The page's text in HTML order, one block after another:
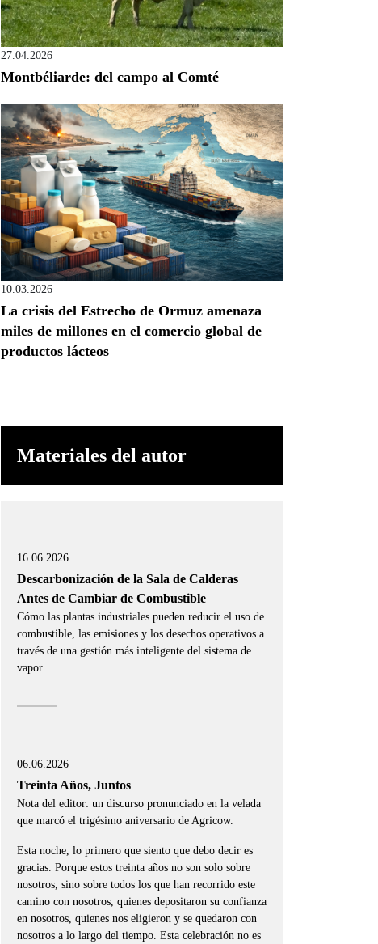
27.04.2026
Montbéliarde: del campo al Comté
10.03.2026
La crisis del Estrecho de Ormuz amenaza
miles de millones en el comercio global de
productos lácteos
Materiales del autor
16.06.2026
Descarbonización de la Sala de Calderas
Antes de Cambiar de Combustible
Cómo las plantas industriales pueden reducir el uso de
combustible, las emisiones y los desechos operativos a
través de una gestión más inteligente del sistema de
vapor.
06.06.2026
Treinta Años, Juntos
Nota del editor: un discurso pronunciado en la velada
que marcó el trigésimo aniversario de Agricow.
Esta noche, lo primero que siento que debo decir es
gracias. Porque estos treinta años no son solo sobre
nosotros, sino sobre todos los que han recorrido este
camino con nosotros, quienes depositaron su confianza
en nosotros, quienes nos eligieron y se quedaron con
nosotros a lo largo del tiempo. Esta celebración no es